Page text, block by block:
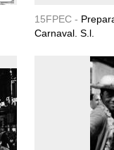
15FPEC -
Carnaval. S.l.